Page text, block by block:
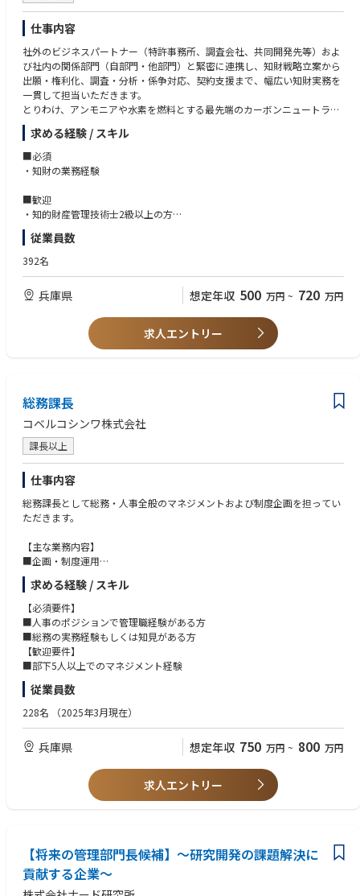
仕事内容
社外のビジネスパートナー（特許事務所、調査会社、共同開発先等）およ
び社内の関係部門（自部門・他部門）と緊密に連携し、知財戦略立案から
出願・権利化、調査・分析・係争対応、契約支援まで、幅広い知財実務を
一貫して担当いただきます。
とりわけ、アンモニアや水素を燃料とする最先端のカーボンニュートラル
エンジン領域における知財戦略の策定と出願活動に注力し、当社の競争優
位性を支えるコア技術のポートフォリオ構築に貢献していただきます。
■詳細
・知財戦略立案／発明発掘支援、アイデア育成／中間処理対応等の権利化
業務
・知財関連の教育、啓蒙活動／情報発信
・年金納付、報奨金支払い等の知財管理業務、事務手続き
【技術契約】
・秘密保持契約、共同開発契約、業務委託契約等の契約書作成
・ビジネスパートナー作成の契約書のチェック
求める経験 / スキル
■必須
・知財の業務経験
■歓迎
・知的財産管理技術士2級以上の方
・知財業務の中でも特に機械系知財の経験がある方
・英語（中級・英語に抵抗のない方）
従業員数
392名
兵庫県 想定年収 500 万円 ~ 720 万円
求人エントリー
総務課長
コベルコシンワ株式会社
課長以上
仕事内容
総務課長として総務・人事全般のマネジメントおよび制度企画を担ってい
ただきます。
【主な業務内容】
■企画・制度運用
・人事制度、人事考課、教育・研修制度の企画・改善
・組合対応（協議・資料作成・提案）
・役員・社長との擦り合わせを踏まえた制度企画
・従業員ヒアリングをもとにした制度提案・改善
■従業員対応・労務領域
・従業員面談、メンタルヘルス対応
・労務（健康診断、勤怠管理 等）の統括
・社内相談・トラブル対応
■サポート業務（必要に応じて対応）
日常実務はメンバーが担当しますが、相談が寄せられた際や判断が必要な
・給与計算に関する確認
・採用（新卒・中途）の実務に関するフォロー
求める経験 / スキル
【必須要件】
■人事のポジションで管理職経験がある方
■総務の実務経験もしくは知見がある方
【歓迎要件】
■部下5人以上でのマネジメント経験
従業員数
228名 （2025年3月現在）
兵庫県 想定年収 750 万円 ~ 800 万円
求人エントリー
【将来の管理部門長候補】～研究開発の課題解決に
貢献する企業～